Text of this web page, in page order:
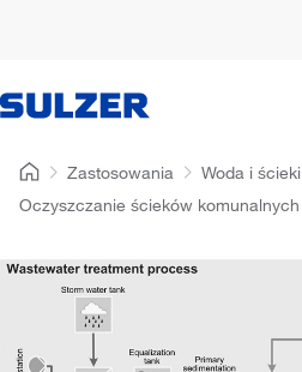
Zastosowania Woda i ścieki
Oczyszczanie ścieków komunalnych